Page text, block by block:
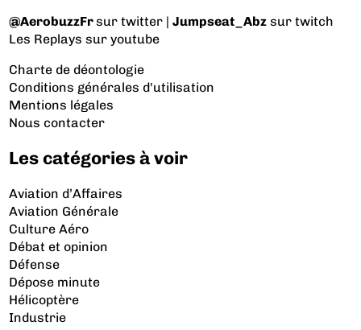
@AerobuzzFrsur twitter |Jumpseat_Abz sur twitch
Les Replays sur youtube
Charte de déontologie
Conditions générales d'utilisation
Mentions légales
Nous contacter
Les catégories à voir
Aviation d’Affaires
Aviation Générale
Culture Aéro
Débat et opinion
Défense
Dépose minute
Hélicoptère
Industrie